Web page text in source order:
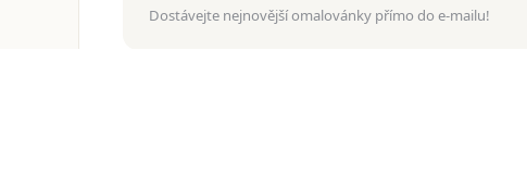
Dostávejte nejnovější omalovánky přímo do e-mailu!